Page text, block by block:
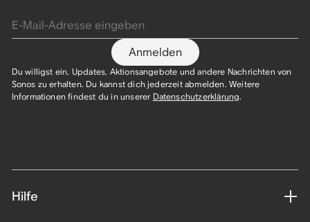
Anmelden
Du willigst ein, Updates, Aktionsangebote und andere Nachrichten von
Sonos zu erhalten. Du kannst dich jederzeit abmelden. Weitere
Informationen findest du in unserer Datenschutzerklärung.​
Hilfe